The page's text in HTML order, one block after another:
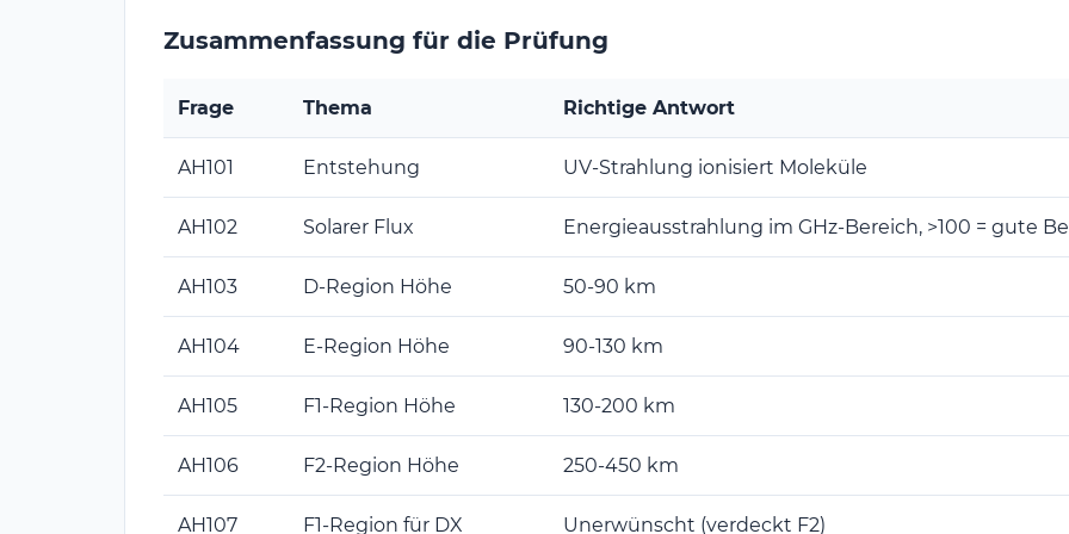
Zusammenfassung für die Prüfung
Frage Thema Richtige Antwort
AH101 Entstehung UV-Strahlung ionisiert Moleküle
AH102 Solarer Flux Energieausstrahlung im GHz-Bereich, >100 = gute
AH103 D-Region Höhe 50-90 km
AH104 E-Region Höhe 90-130 km
AH105 F1-Region Höhe 130-200 km
AH106 F2-Region Höhe 250-450 km
AH107 F1-Region für DX Unerwünscht (verdeckt F2)